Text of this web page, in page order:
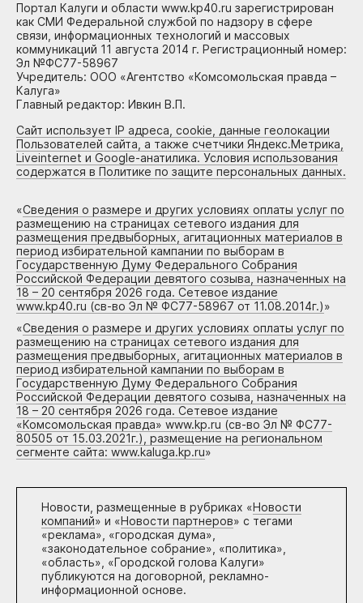
Портал Калуги и области www.kp40.ru зарегистрирован
как СМИ Федеральной службой по надзору в сфере
связи, информационных технологий и массовых
коммуникаций 11 августа 2014 г. Регистрационный номер:
Эл №ФС77-58967
Учредитель: ООО «Агентство «Комсомольская правда –
Калуга»
Главный редактор: Ивкин В.П.
Сайт использует IP адреса, cookie, данные геолокации
Пользователей сайта, а также счетчики Яндекс.Метрика,
Liveinternet и Google-анатилика. Условия использования
содержатся в Политике по защите персональных данных.
«Сведения о размере и других условиях оплаты услуг по
размещению на страницах сетевого издания для
размещения предвыборных, агитационных материалов в
период избирательной кампании по выборам в
Государственную Думу Федерального Собрания
Российской Федерации девятого созыва, назначенных на
18 – 20 сентября 2026 года. Сетевое издание
www.kp40.ru (св-во Эл № ФС77-58967 от 11.08.2014г.)»
«Сведения о размере и других условиях оплаты услуг по
размещению на страницах сетевого издания для
размещения предвыборных, агитационных материалов в
период избирательной кампании по выборам в
Государственную Думу Федерального Собрания
Российской Федерации девятого созыва, назначенных на
18 – 20 сентября 2026 года. Сетевое издание
«Комсомольская правда» www.kp.ru (св-во Эл № ФС77-
80505 от 15.03.2021г.), размещение на региональном
сегменте сайта: www.kaluga.kp.ru»
Новости, размещенные в рубриках «Новости
компаний» и «Новости партнеров» с тегами
«реклама», «городская дума»,
«законодательное собрание», «политика»,
«область», «Городской голова Калуги»
публикуются на договорной, рекламно-
информационной основе.